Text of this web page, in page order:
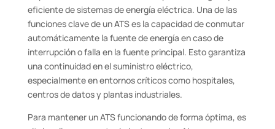
eficiente de sistemas de energía eléctrica. Una de las
funciones clave de un ATS es la capacidad de conmutar
automáticamente la fuente de energía en caso de
interrupción o falla en la fuente principal. Esto garantiza
una continuidad en el suministro eléctrico,
especialmente en entornos críticos como hospitales,
centros de datos y plantas industriales.
Para mantener un ATS funcionando de forma óptima, es